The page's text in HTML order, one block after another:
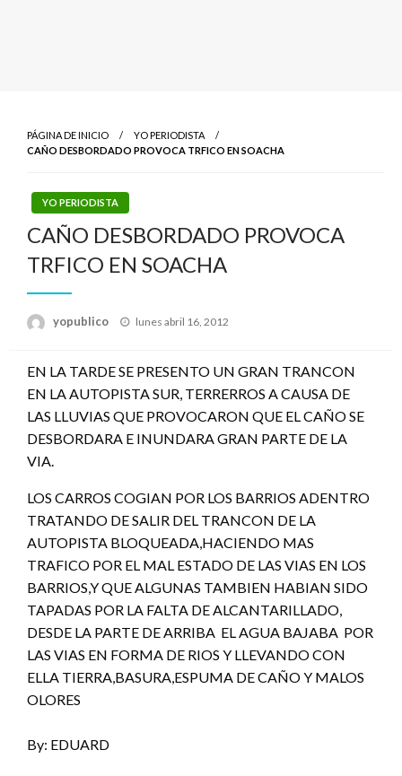
PÁGINA DE INICIO
YO PERIODISTA
CAÑO DESBORDADO PROVOCA TRFICO EN SOACHA
YO PERIODISTA
CAÑO DESBORDADO PROVOCA
TRFICO EN SOACHA
yopublico
Publicado
lunes abril 16, 2012
EN LA TARDE SE PRESENTO UN GRAN TRANCON
EN LA AUTOPISTA SUR, TERRERROS A CAUSA DE
LAS LLUVIAS QUE PROVOCARON QUE EL CAÑO SE
DESBORDARA E INUNDARA GRAN PARTE DE LA
VIA.
LOS CARROS COGIAN POR LOS BARRIOS ADENTRO
TRATANDO DE SALIR DEL TRANCON DE LA
AUTOPISTA BLOQUEADA,HACIENDO MAS
TRAFICO POR EL MAL ESTADO DE LAS VIAS EN LOS
BARRIOS,Y QUE ALGUNAS TAMBIEN HABIAN SIDO
TAPADAS POR LA FALTA DE ALCANTARILLADO,
DESDE LA PARTE DE ARRIBA EL AGUA BAJABA POR
LAS VIAS EN FORMA DE RIOS Y LLEVANDO CON
ELLA TIERRA,BASURA,ESPUMA DE CAÑO Y MALOS
OLORES
By: EDUARD